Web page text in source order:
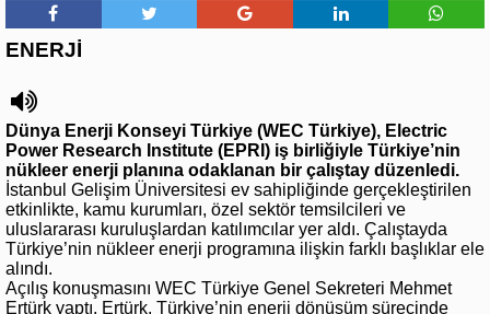
ENERJİ
Dünya Enerji Konseyi Türkiye (WEC Türkiye), Electric
Power Research Institute (EPRI) iş birliğiyle Türkiye’nin
nükleer enerji planına odaklanan bir çalıştay düzenledi.
İstanbul Gelişim Üniversitesi ev sahipliğinde gerçekleştirilen
etkinlikte, kamu kurumları, özel sektör temsilcileri ve
uluslararası kuruluşlardan katılımcılar yer aldı. Çalıştayda
Türkiye’nin nükleer enerji programına ilişkin farklı başlıklar ele
alındı.
Açılış konuşmasını WEC Türkiye Genel Sekreteri Mehmet
Ertürk yaptı. Ertürk, Türkiye’nin enerji dönüşüm sürecinde